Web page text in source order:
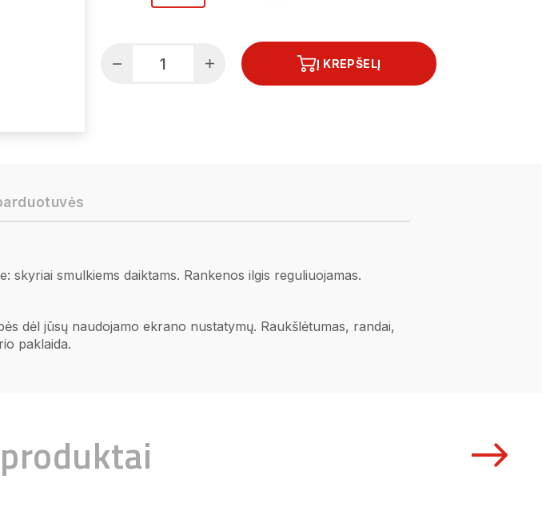
Į KREPŠELĮ
skyriai smulkiems daiktams. Rankenos ilgis reguliuojamas.
dėl jūsų naudojamo ekrano nustatymų. Raukšlėtumas, randai,
paklaida.